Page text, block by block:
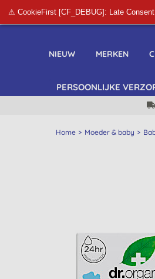
⚠ CookieFirst [CF_DEBUG]: Late
NIEUW MERKEN
PERSOONLIJKE
Home Moeder & baby